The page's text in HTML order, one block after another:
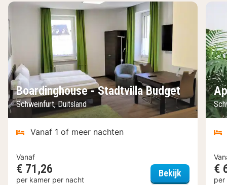
Boardinghouse - Stadtvilla Budget
Schweinfurt, Duitsland
Vanaf 1 of meer nachten
Vanaf
€ 71,26
per kamer per nacht
Bekijk €
per